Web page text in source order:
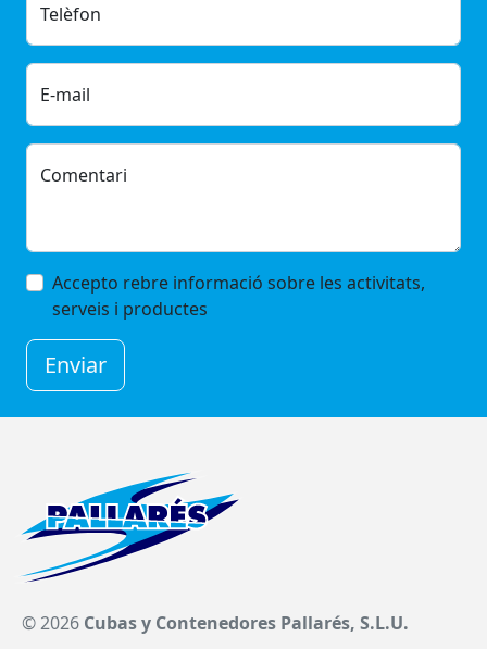
Telèfon
E-mail
Comentari
Accepto rebre informació sobre les activitats,
serveis i productes
Enviar
©2026 Cubas y Contenedores Pallarés, S.L.U.